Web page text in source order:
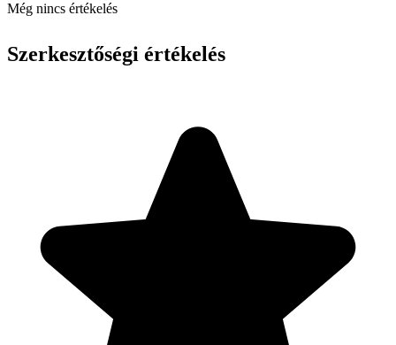
Még nincs értékelés
Szerkesztőségi értékelés